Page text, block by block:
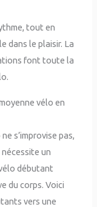
tout en
dans le plaisir. La
font toute la
vélo en
s’improvise pas,
un
débutant
du corps. Voici
vers une